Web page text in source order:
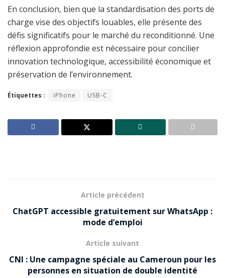
En conclusion, bien que la standardisation des ports de
charge vise des objectifs louables, elle présente des
défis significatifs pour le marché du reconditionné. Une
réflexion approfondie est nécessaire pour concilier
innovation technologique, accessibilité économique et
préservation de l’environnement.
Étiquettes : iPhone USB-C
Article précédent
ChatGPT accessible gratuitement sur WhatsApp :
mode d’emploi
Article suivant
CNI : Une campagne spéciale au Cameroun pour les
personnes en situation de double identité